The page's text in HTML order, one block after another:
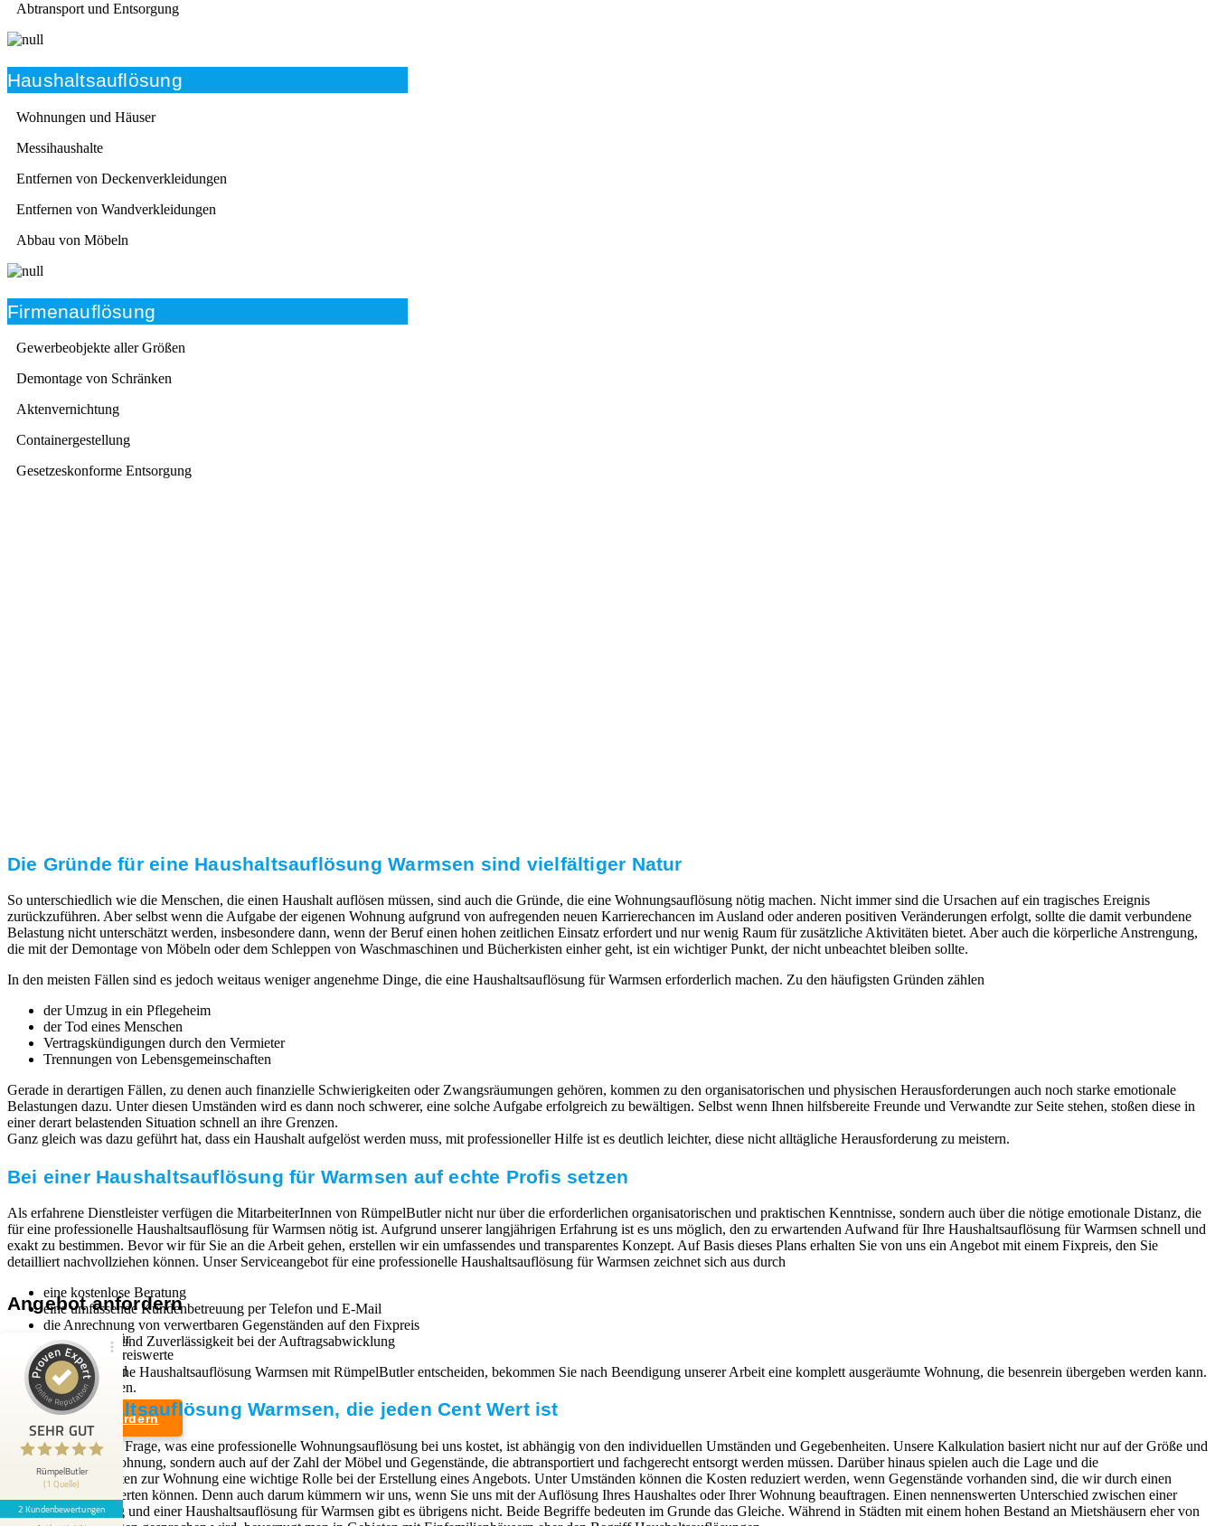
Abtransport und Entsorgung
Haushaltsauflösung
Wohnungen und Häuser
Messihaushalte
Entfernen von Deckenverkleidungen
Entfernen von Wandverkleidungen
Abbau von Möbeln
Firmenauflösung
Gewerbeobjekte aller Größen
Demontage von Schränken
Aktenvernichtung
Containergestellung
Gesetzeskonforme Entsorgung
Die Gründe für eine Haushaltsauflösung Warmsen sind vielfältiger Natur
So unterschiedlich wie die Menschen, die einen Haushalt auflösen müssen, sind auch die Gründe, die eine Wohnungsauflösung nötig machen. Nicht immer sind die Ursachen auf ein tragisches Ereignis
zurückzuführen. Aber selbst wenn die Aufgabe der eigenen Wohnung aufgrund von aufregenden neuen Karrierechancen im Ausland oder anderen positiven Veränderungen erfolgt, sollte die damit verbundene
Belastung nicht unterschätzt werden, insbesondere dann, wenn der Beruf einen hohen zeitlichen Einsatz erfordert und nur wenig Raum für zusätzliche Aktivitäten bietet. Aber auch die körperliche Anstrengung,
die mit der Demontage von Möbeln oder dem Schleppen von Waschmaschinen und Bücherkisten einher geht, ist ein wichtiger Punkt, der nicht unbeachtet bleiben sollte.
In den meisten Fällen sind es jedoch weitaus weniger angenehme Dinge, die eine Haushaltsauflösung für Warmsen erforderlich machen. Zu den häufigsten Gründen zählen
der Umzug in ein Pflegeheim
der Tod eines Menschen
Vertragskündigungen durch den Vermieter
Trennungen von Lebensgemeinschaften
Gerade in derartigen Fällen, zu denen auch finanzielle Schwierigkeiten oder Zwangsräumungen gehören, kommen zu den organisatorischen und physischen Herausforderungen auch noch starke emotionale
Belastungen dazu. Unter diesen Umständen wird es dann noch schwerer, eine solche Aufgabe erfolgreich zu bewältigen. Selbst wenn Ihnen hilfsbereite Freunde und Verwandte zur Seite stehen, stoßen diese in
einer derart belastenden Situation schnell an ihre Grenzen.
Ganz gleich was dazu geführt hat, dass ein Haushalt aufgelöst werden muss, mit professioneller Hilfe ist es deutlich leichter, diese nicht alltägliche Herausforderung zu meistern.
Bei einer Haushaltsauflösung für Warmsen auf echte Profis setzen
Als erfahrene Dienstleister verfügen die MitarbeiterInnen von RümpelButler nicht nur über die erforderlichen organisatorischen und praktischen Kenntnisse, sondern auch über die nötige emotionale Distanz, die
für eine professionelle Haushaltsauflösung für Warmsen nötig ist. Aufgrund unserer langjährigen Erfahrung ist es uns möglich, den zu erwartenden Aufwand für Ihre Haushaltsauflösung für Warmsen schnell und
exakt zu bestimmen. Bevor wir für Sie an die Arbeit gehen, erstellen wir ein umfassendes und transparentes Konzept. Auf Basis dieses Plans erhalten Sie von uns ein Angebot mit einem Fixpreis, den Sie
detailliert nachvollziehen können. Unser Serviceangebot für eine professionelle Haushaltsauflösung für Warmsen zeichnet sich aus durch
eine kostenlose Beratung
eine umfassende Kundenbetreuung per Telefon und E-Mail
die Anrechnung von verwertbaren Gegenständen auf den Fixpreis
Schnelligkeit und Zuverlässigkeit bei der Auftragsabwicklung
Wenn Sie sich für eine Haushaltsauflösung Warmsen mit RümpelButler entscheiden, bekommen Sie nach Beendigung unserer Arbeit eine komplett ausgeräumte Wohnung, die besenrein übergeben werden kann.
Eine Haushaltsauflösung Warmsen, die jeden Cent Wert ist
Die Antwort auf die Frage, was eine professionelle Wohnungsauflösung bei uns kostet, ist abhängig von den individuellen Umständen und Gegebenheiten. Unsere Kalkulation basiert nicht nur auf der Größe und
dem Zustand der Wohnung, sondern auch auf der Zahl der Möbel und Gegenstände, die abtransportiert und fachgerecht entsorgt werden müssen. Darüber hinaus spielen auch die Lage und die
Zugangsmöglichkeiten zur Wohnung eine wichtige Rolle bei der Erstellung eines Angebots. Unter Umständen können die Kosten reduziert werden, wenn Gegenstände vorhanden sind, die wir durch einen
Weiterverkauf verwerten können. Denn auch darum kümmern wir uns, wenn Sie uns mit der Auflösung Ihres Haushaltes oder Ihrer Wohnung beauftragen. Einen nennenswerten Unterschied zwischen einer
Wohnungsauflösung und einer Haushaltsauflösung für Warmsen gibt es übrigens nicht. Beide Begriffe bedeuten im Grunde das Gleiche. Während in Städten mit einem hohen Bestand an Mietshäusern eher von
Angebot anfordern
Wir sind Experten für
professionelle und preiswerte
Entrümpelungen und
Haushaltsauflösungen.
Angebot anfordern
Rechtliches
Impressum
Datenschutzerklärung
SEHR GUT
RümpelButler
(1 Quelle)
2 Kundenbewertungen
Kundenbewertungen und Erfahrungen zu
RümpelButler
SEHR GUT
5,00 / 5,00
Bewertungen von 1
anderen Quelle
Blick aufs ProvenExpert-Profil werfen